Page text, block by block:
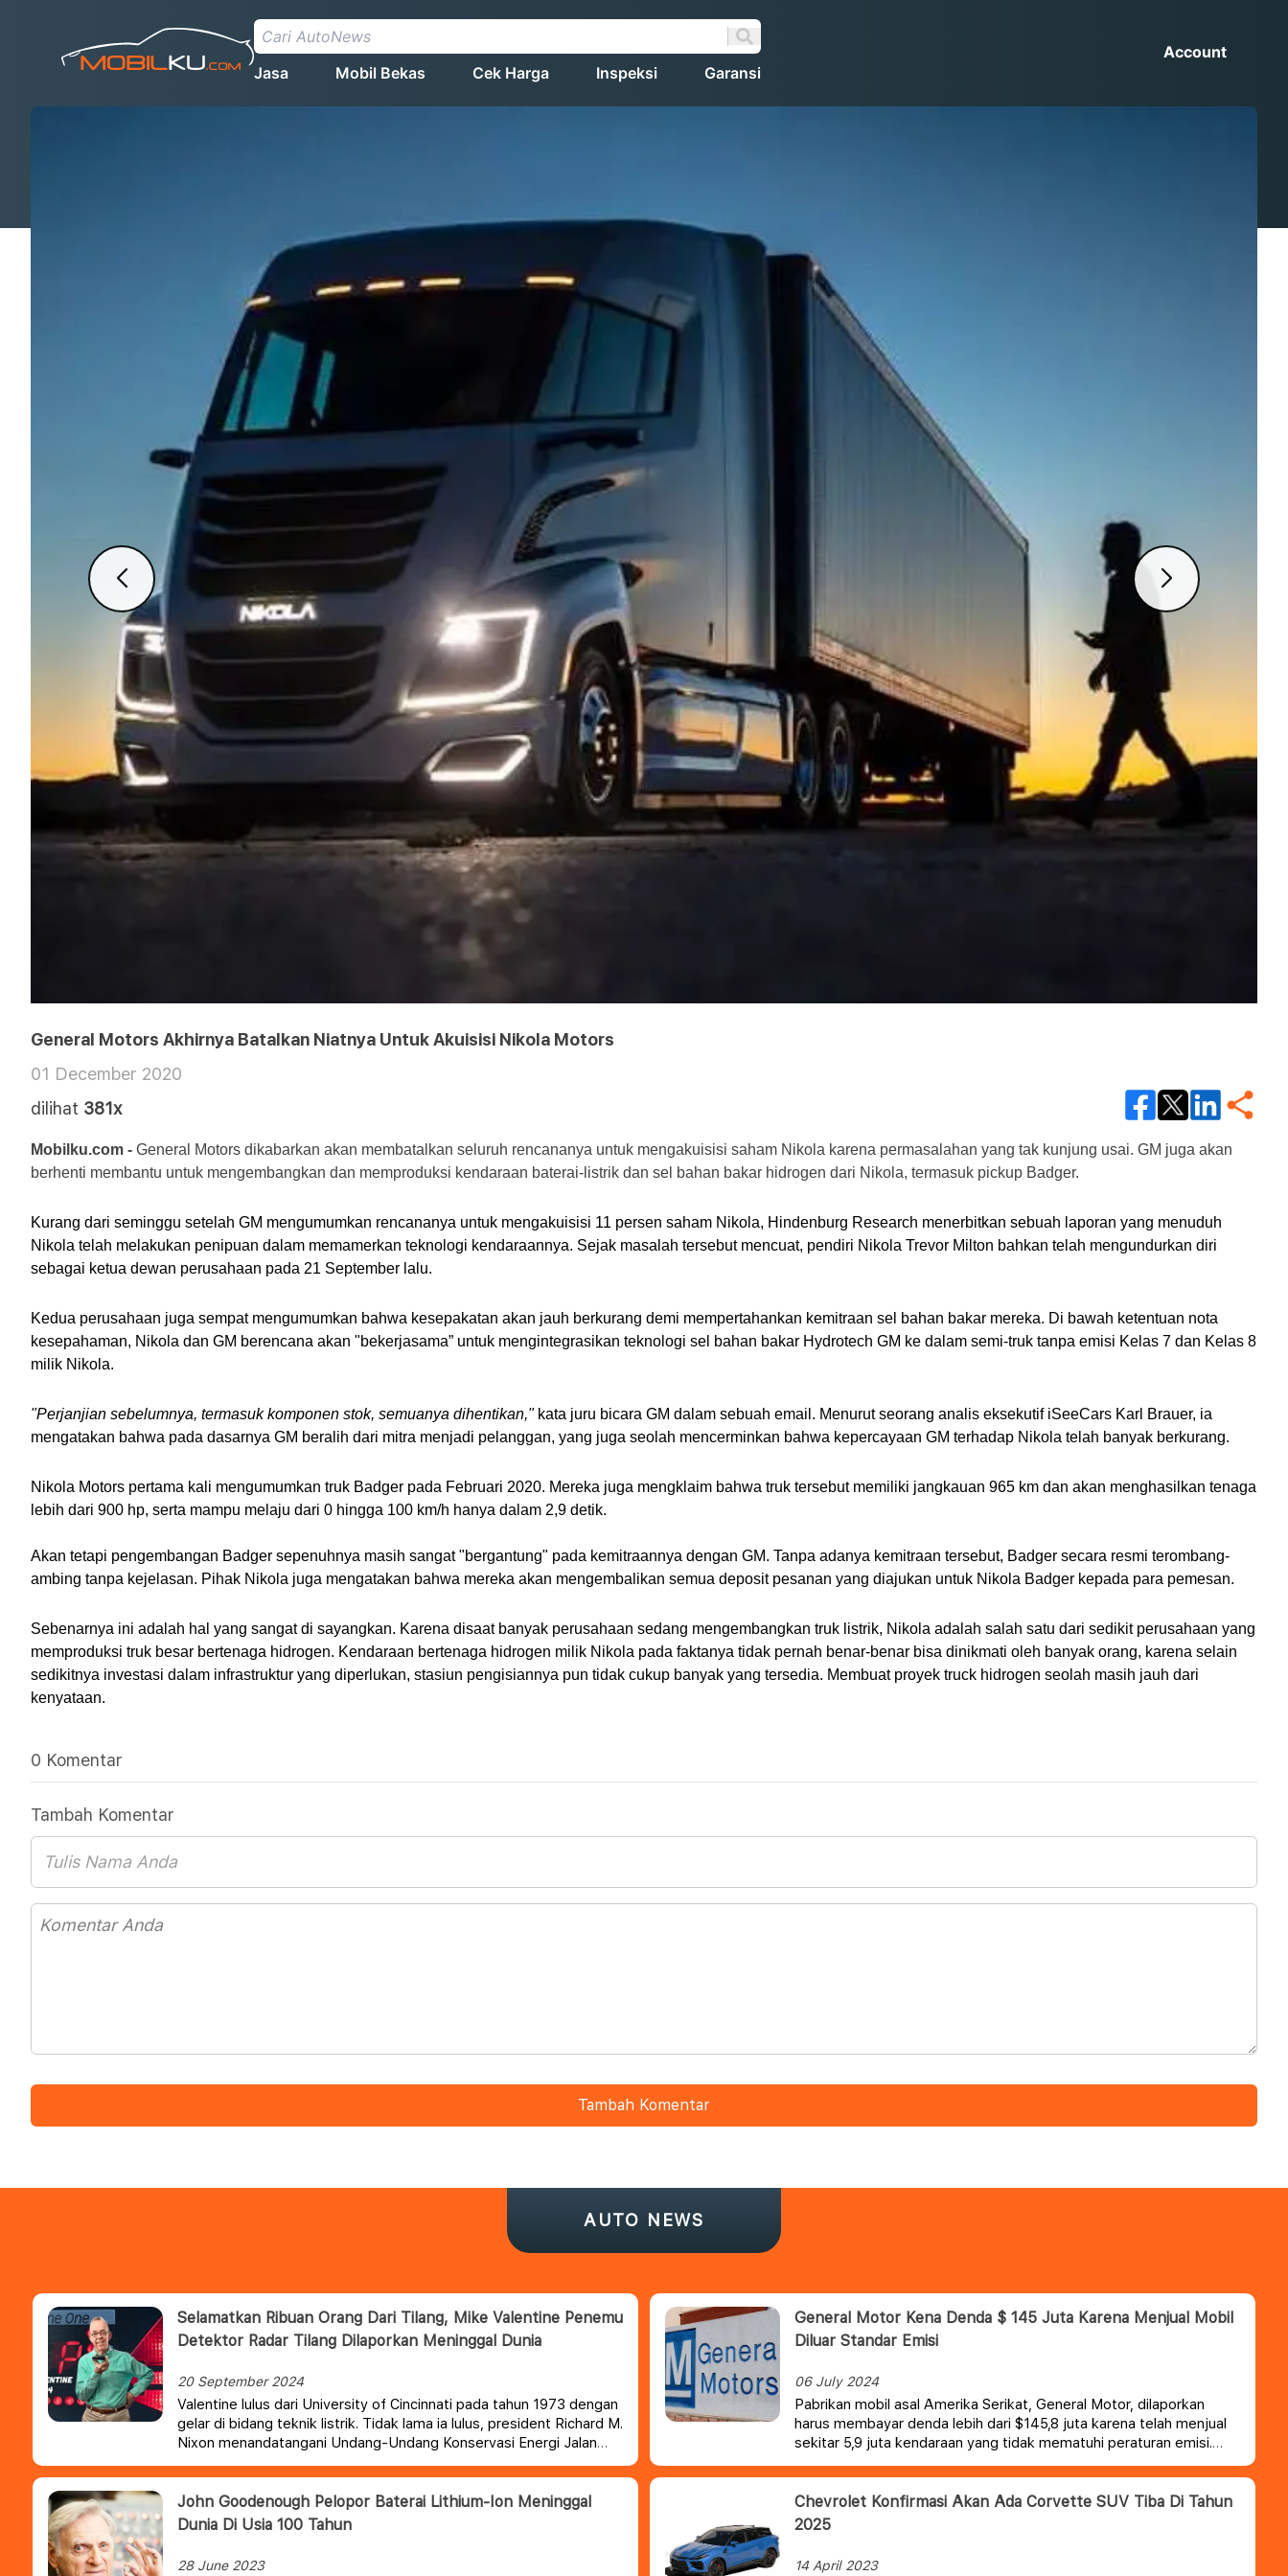
Jasa Mobil Bekas Cek Harga Inspeksi Garansi
Account
General Motors Akhirnya Batalkan Niatnya Untuk Akuisisi Nikola Motors
01 December 2020
dilihat 381x
Mobilku.com - General Motors dikabarkan akan membatalkan seluruh rencananya untuk mengakuisisi saham Nikola karena permasalahan yang tak kunjung usai. GM juga akan
berhenti membantu untuk mengembangkan dan memproduksi kendaraan baterai-listrik dan sel bahan bakar hidrogen dari Nikola, termasuk pickup Badger.
Kurang dari seminggu setelah GM mengumumkan rencananya untuk mengakuisisi 11 persen saham Nikola, Hindenburg Research menerbitkan sebuah laporan yang menuduh
Nikola telah melakukan penipuan dalam memamerkan teknologi kendaraannya. Sejak masalah tersebut mencuat, pendiri Nikola Trevor Milton bahkan telah mengundurkan diri
sebagai ketua dewan perusahaan pada 21 September lalu.
Kedua perusahaan juga sempat mengumumkan bahwa kesepakatan akan jauh berkurang demi mempertahankan kemitraan sel bahan bakar mereka. Di bawah ketentuan nota
kesepahaman, Nikola dan GM berencana akan "bekerjasama” untuk mengintegrasikan teknologi sel bahan bakar Hydrotech GM ke dalam semi-truk tanpa emisi Kelas 7 dan Kelas 8
milik Nikola.
"Perjanjian sebelumnya, termasuk komponen stok, semuanya dihentikan," kata juru bicara GM dalam sebuah email. Menurut seorang analis eksekutif iSeeCars Karl Brauer, ia
mengatakan bahwa pada dasarnya GM beralih dari mitra menjadi pelanggan, yang juga seolah mencerminkan bahwa kepercayaan GM terhadap Nikola telah banyak berkurang.
Nikola Motors pertama kali mengumumkan truk Badger pada Februari 2020. Mereka juga mengklaim bahwa truk tersebut memiliki jangkauan 965 km dan akan menghasilkan tenaga
lebih dari 900 hp, serta mampu melaju dari 0 hingga 100 km/h hanya dalam 2,9 detik.
Akan tetapi pengembangan Badger sepenuhnya masih sangat "bergantung" pada kemitraannya dengan GM. Tanpa adanya kemitraan tersebut, Badger secara resmi terombang-
ambing tanpa kejelasan. Pihak Nikola juga mengatakan bahwa mereka akan mengembalikan semua deposit pesanan yang diajukan untuk Nikola Badger kepada para pemesan.
Sebenarnya ini adalah hal yang sangat di sayangkan. Karena disaat banyak perusahaan sedang mengembangkan truk listrik, Nikola adalah salah satu dari sedikit perusahaan yang
memproduksi truk besar bertenaga hidrogen. Kendaraan bertenaga hidrogen milik Nikola pada faktanya tidak pernah benar-benar bisa dinikmati oleh banyak orang, karena selain
sedikitnya investasi dalam infrastruktur yang diperlukan, stasiun pengisiannya pun tidak cukup banyak yang tersedia. Membuat proyek truck hidrogen seolah masih jauh dari
kenyataan.
0 Komentar
Tambah Komentar
Tambah Komentar
AUTO NEWS
Selamatkan Ribuan Orang Dari Tilang, Mike Valentine Penemu
Detektor Radar Tilang Dilaporkan Meninggal Dunia
20 September 2024
Valentine lulus dari University of Cincinnati pada tahun 1973 dengan
gelar di bidang teknik listrik. Tidak lama ia lulus, president Richard M.
Nixon menandatangani Undang-Undang Konservasi Energi Jalan
Raya Darurat, yang menetapkan batas kecepatan maksimum
nasional sebesar 85 km/jam. Peraturan itu membuat pengemudi
yang berkendara diatas batas kecepatan, akan dikenai sanksi tilang
oleh polisi.
General Motor Kena Denda $ 145 Juta Karena Menjual Mobil
Diluar Standar Emisi
06 July 2024
Pabrikan mobil asal Amerika Serikat, General Motor, dilaporkan
harus membayar denda lebih dari $145,8 juta karena telah menjual
sekitar 5,9 juta kendaraan yang tidak mematuhi peraturan emisi.
John Goodenough Pelopor Baterai Lithium-Ion Meninggal
Dunia Di Usia 100 Tahun
28 June 2023
Chevrolet Konfirmasi Akan Ada Corvette SUV Tiba Di Tahun
2025
14 April 2023